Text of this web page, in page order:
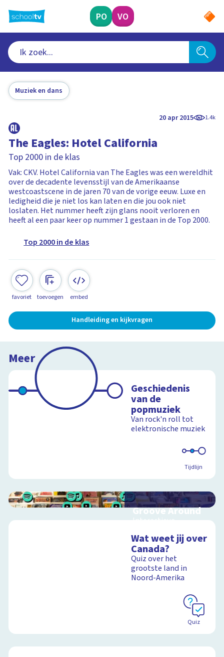
naar
hoofdinhoud
PO VO
Muziek en dans
20 apr 2015 1.4k
The Eagles: Hotel California
Top 2000 in de klas
Vak: CKV. Hotel California van The Eagles was een wereldhit
over de decadente levensstijl van de Amerikaanse
westcoastscene in de jaren 70 van de vorige eeuw. Luxe en
ledigheid die je niet los kan laten en die jou ook niet
loslaten. Het nummer heeft zijn glans nooit verloren en
heeft al een paar keer op nummer 1 gestaan in de Top 2000.
Top 2000 in de klas
favoriet toevoegen embed
Handleiding en kijkvragen
Meer
Geschiedenis
van de
popmuziek
Van rock'n roll tot
elektronische muziek
Tijdlijn
Groove Around
Interactieve
muziek, vinyl en
festivals
Wat weet jij over
Canada?
Quiz over het
grootste land in
Noord-Amerika
Quiz